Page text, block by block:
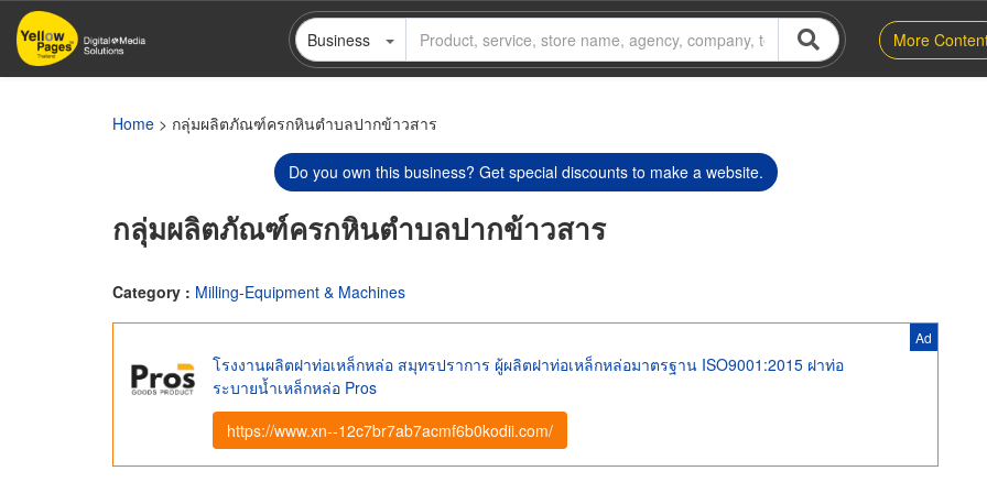
Skip
main
Business More
Home > กลุ่มผลิตภัณฑ์ครกหินตำบลปากข้าวสาร
Do you own this business? Get special discounts to make a website.
กลุ่มผลิตภัณฑ์ครกหินตำบลปากข้าวสาร
Category : Milling-Equipment & Machines
Ad
โรงงานผลิตฝาท่อเหล็กหล่อ สมุทรปราการ ผู้ผลิตฝาท่อเหล็กหล่อมาตรฐาน ISO9001:2015 ฝาท่อ
ระบายน้ำเหล็กหล่อ Pros
https://www.xn--12c7br7ab7acmf6b0kodii.com/